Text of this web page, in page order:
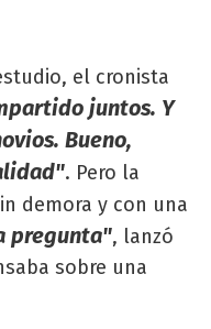
el cronista
juntos. Y
Bueno,
. Pero la
demora y con una
pregunta", lanzó
sobre una